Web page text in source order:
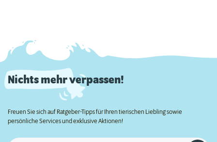
Nichts mehr verpassen!
Freuen Sie sich auf Ratgeber-Tipps für Ihren tierischen Liebling sowie
persönliche Services und exklusive Aktionen!